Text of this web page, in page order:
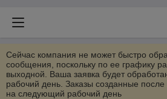
Сейчас компания не может быстро
сообщения, поскольку по ее графику
выходной. Ваша заявка будет
рабочий день. Заказы созданные
на следующий рабочий день